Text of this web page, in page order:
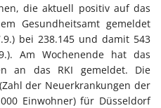
die aktuell positiv auf das
Gesundheitsamt gemeldet
bei 238.145 und damit 543
Am Wochenende hat das
an das RKI gemeldet. Die
der Neuerkrankungen der
Einwohner) für Düsseldorf